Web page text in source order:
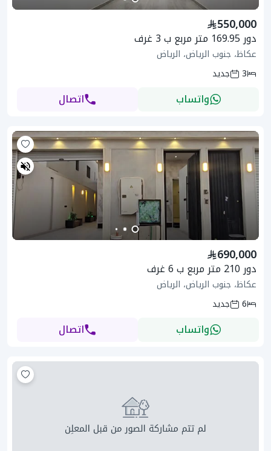
550,000
دور 169.95 متر مربع ب 3 غرف
عكاظ، جنوب الرياض، الرياض
3
جديد
واتساب اتصال
690,000
دور 210 متر مربع ب 6 غرف
عكاظ، جنوب الرياض، الرياض
6
جديد
واتساب اتصال